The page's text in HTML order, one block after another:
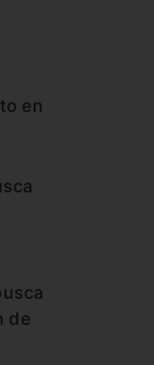
en
de